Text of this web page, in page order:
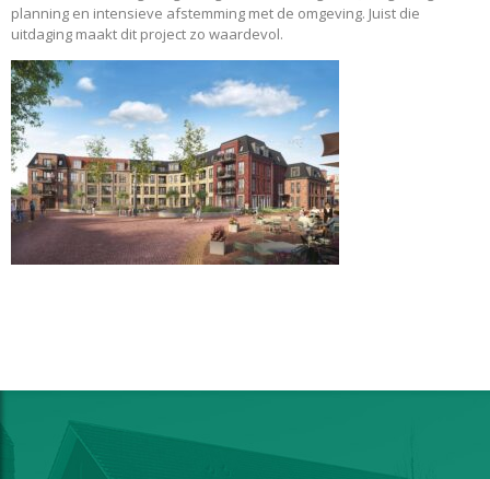
planning en intensieve afstemming met de omgeving. Juist die
uitdaging maakt dit project zo waardevol.